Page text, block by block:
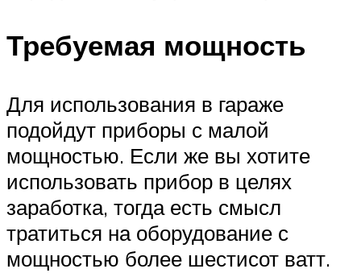
Требуемая мощность
Для использования в гараже
подойдут приборы с малой
мощностью. Если же вы хотите
использовать прибор в целях
заработка, тогда есть смысл
тратиться на оборудование с
мощностью более шестисот ватт.